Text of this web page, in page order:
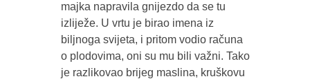
majka napravila gnijezdo da se tu
izliježe. U vrtu je birao imena iz
biljnoga svijeta, i pritom vodio računa
o plodovima, oni su mu bili važni. Tako
je razlikovao brijeg maslina, kruškovu